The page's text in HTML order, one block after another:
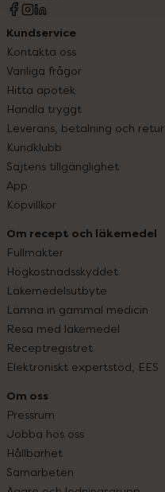
Kundservice
Kontakta oss
Vanliga frågor
Hitta apotek
Handla tryggt
Leverans, betalning och retur
Kundklubb
Sajtens tillgänglighet
App
Köpvillkor
Om recept och läkemedel
Fullmakter
Högkostnadsskyddet
Läkemedelsutbyte
Lämna in gammal medicin
Resa med läkemedel
Receptregistret
Elektroniskt expertstöd, EES
Om oss
Pressrum
Jobba hos oss
Hållbarhet
Samarbeten